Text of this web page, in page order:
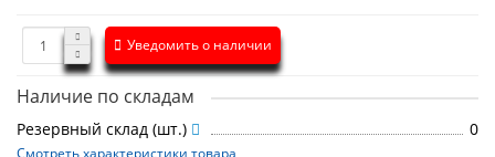
Уведомить о наличии
Наличие по складам
Резервный склад (шт.) 0
Смотреть характеристики товара